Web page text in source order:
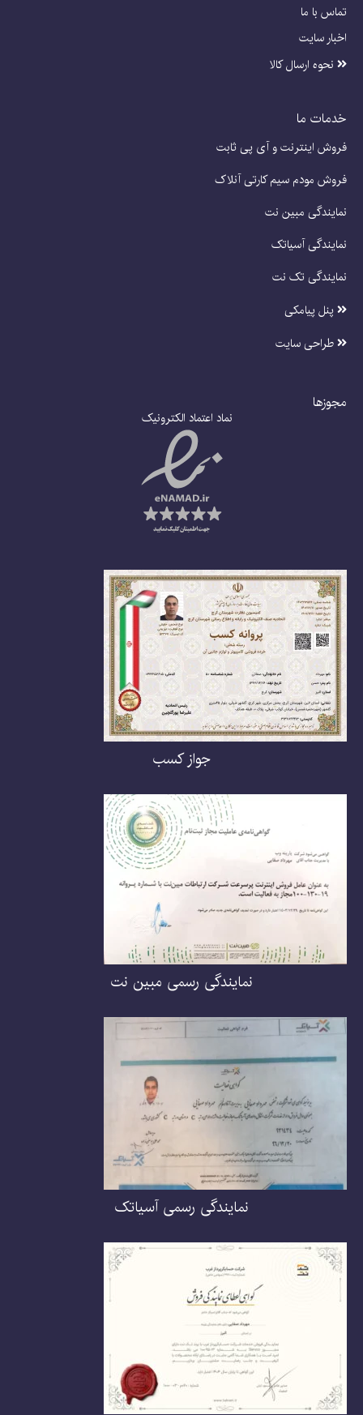
تماس با ما
اخبار سایت
نحوه ارسال کالا
خدمات ما
فروش اینترنت و آی پی ثابت
فروش مودم سیم کارتی آنلاک
نمایندگی مبین نت
نمایندگی آسیاتک
نمایندگی تک نت
پنل پیامکی
طراحی سایت
مجوزها
نماد اعتماد الکترونیک
جواز کسب
نمایندگی رسمی مبین نت
نمایندگی رسمی آسیاتک